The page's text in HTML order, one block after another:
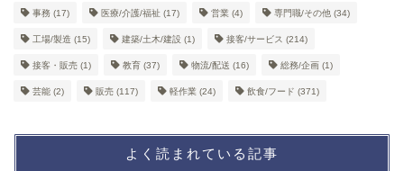
事務 (17) 医療/介護/福祉 (17) 営業 (4) 専門職/その他 (34)
工場/製造 (15) 建築/土木/建設 (1) 接客/サービス (214)
接客・販売 (1) 教育 (37) 物流/配送 (16) 総務/企画 (1)
芸能 (2) 販売 (117) 軽作業 (24) 飲食/フード (371)
よく読まれている記事